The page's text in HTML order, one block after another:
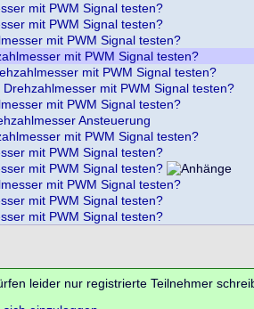
mit PWM Signal testen?
mit PWM Signal testen?
mit PWM Signal testen?
mit PWM Signal testen?
mit PWM Signal testen?
Drehzahlmesser mit PWM Signal testen?
mit PWM Signal testen?
Ansteuerung
mit PWM Signal testen?
mit PWM Signal testen?
mit PWM Signal testen?
mit PWM Signal testen?
mit PWM Signal testen?
mit PWM Signal testen?
leider nur registrierte Teilnehmer